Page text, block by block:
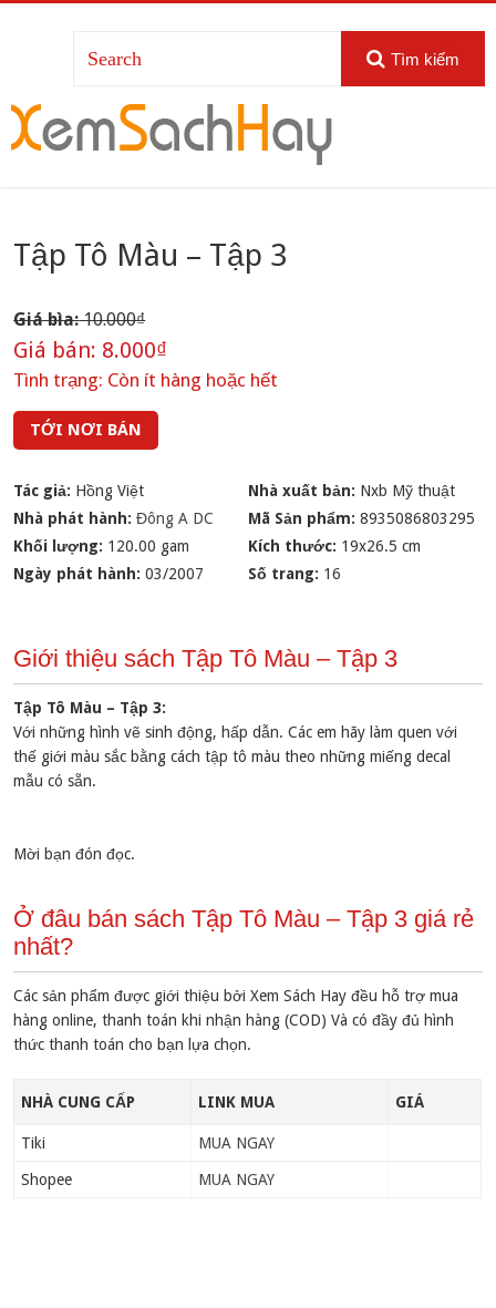
Tìm kiếm
Tập Tô Màu – Tập 3
Giá bìa:10.000₫
Giá bán: 8.000₫
Tình trạng: Còn ít hàng hoặc hết
TỚI NƠI BÁN
Tác giả: Hồng Việt Nhà xuất bản: Nxb Mỹ thuật
Nhà phát hành:Đông A DC Mã Sản phẩm: 8935086803295
Khối lượng: 120.00 gam Kích thước: 19x26.5 cm
Ngày phát hành:03/2007 Số trang: 16
Giới thiệu sách Tập Tô Màu – Tập 3
Tập Tô Màu – Tập 3:
Với những hình vẽ sinh động, hấp dẫn. Các em hãy làm quen với
thế giới màu sắc bằng cách tập tô màu theo những miếng decal
mẫu có sẵn.
Mời bạn đón đọc.
Ở đâu bán sách Tập Tô Màu – Tập 3 giá rẻ
nhất?
Các sản phẩm được giới thiệu bởi Xem Sách Hay đều hỗ trợ mua
hàng online, thanh toán khi nhận hàng (COD) Và có đầy đủ hình
thức thanh toán cho bạn lựa chọn.
NHÀ CUNG CẤP LINK MUA GIÁ
Tiki MUA NGAY
Shopee MUA NGAY